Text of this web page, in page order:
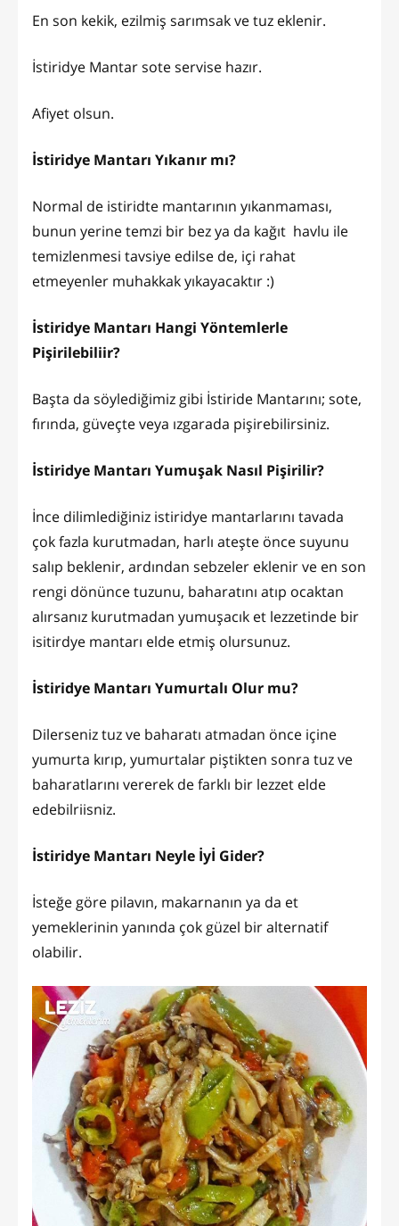
En son kekik, ezilmiş sarımsak ve tuz eklenir.
İstiridye Mantar sote servise hazır.
Afiyet olsun.
İstiridye Mantarı Yıkanır mı?
Normal de istiridte mantarının yıkanmaması,
bunun yerine temzi bir bez ya da kağıt havlu ile
temizlenmesi tavsiye edilse de, içi rahat
etmeyenler muhakkak yıkayacaktır :)
İstiridye Mantarı Hangi Yöntemlerle
Pişirilebiliir?
Başta da söylediğimiz gibi İstiride Mantarını; sote,
fırında, güveçte veya ızgarada pişirebilirsiniz.
İstiridye Mantarı Yumuşak Nasıl Pişirilir?
İnce dilimlediğiniz istiridye mantarlarını tavada
çok fazla kurutmadan, harlı ateşte önce suyunu
salıp beklenir, ardından sebzeler eklenir ve en son
rengi dönünce tuzunu, baharatını atıp ocaktan
alırsanız kurutmadan yumuşacık et lezzetinde bir
isitirdye mantarı elde etmiş olursunuz.
İstiridye Mantarı Yumurtalı Olur mu?
Dilerseniz tuz ve baharatı atmadan önce içine
yumurta kırıp, yumurtalar piştikten sonra tuz ve
baharatlarını vererek de farklı bir lezzet elde
edebilriisniz.
İstiridye Mantarı Neyle İyİ Gider?
İsteğe göre pilavın, makarnanın ya da et
yemeklerinin yanında çok güzel bir alternatif
olabilir.